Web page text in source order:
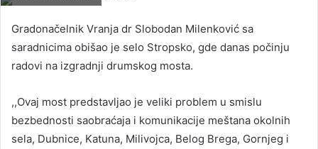
Gradonačelnik Vranja dr Slobodan Milenković sa
saradnicima obišao je selo Stropsko, gde danas počinju
radovi na izgradnji drumskog mosta.
,,Ovaj most predstavljao je veliki problem u smislu
bezbednosti saobraćaja i komunikacije meštana okolnih
sela, Dubnice, Katuna, Milivojca, Belog Brega, Gornjeg i